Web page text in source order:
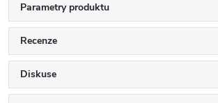
Parametry produktu
Recenze
Diskuse